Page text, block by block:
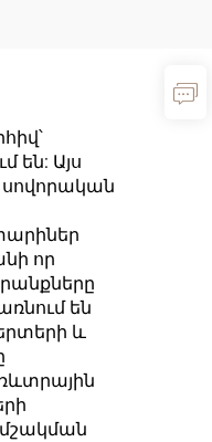
են: Այս
սովորական
որ
են
և